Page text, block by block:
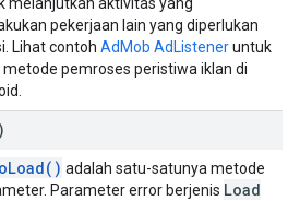
pekerjaan lain yang diperlukan
Lihat contoh AdMob AdListeneruntuk
pemroses peristiwa iklan di
)
adalah satu-satunya metode
Parameter error berjenis Load